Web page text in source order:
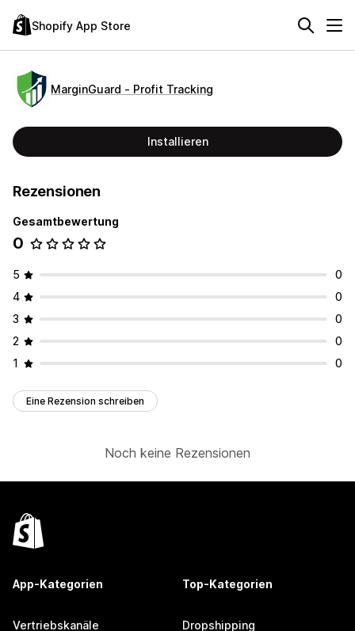
Shopify App Store
MarginGuard ‑ Profit Tracking
Installieren
Rezensionen
Gesamtbewertung
0
5
0
4
0
3
0
2
0
1
0
Eine Rezension schreiben
Noch keine Rezensionen
App-Kategorien
Vertriebskanäle
Top-Kategorien
Dropshipping